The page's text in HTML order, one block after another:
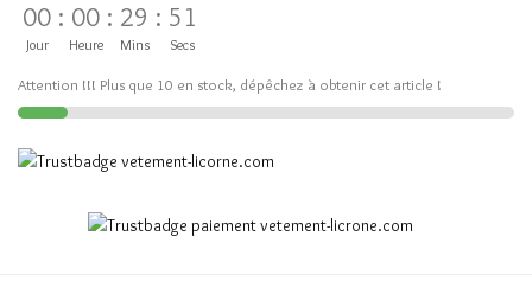
00
Jour
: 00
Heure
: 29
Mins
: 51
Secs
Attention !!! Plus que 10 en stock, dépêchez à obtenir cet article !